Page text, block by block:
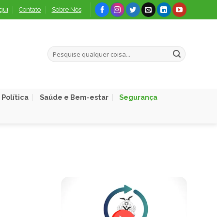
Contato Sobre Nós
Política Saúde e Bem-estar Segurança